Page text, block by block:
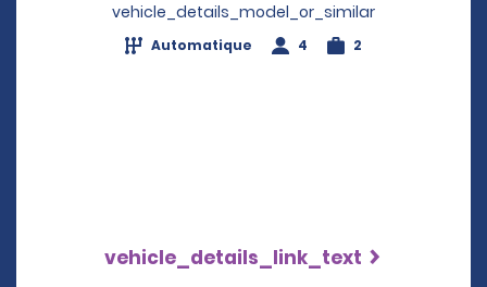
vehicle_details_model_or_similar
Automatique 4 2
vehicle_details_link_text